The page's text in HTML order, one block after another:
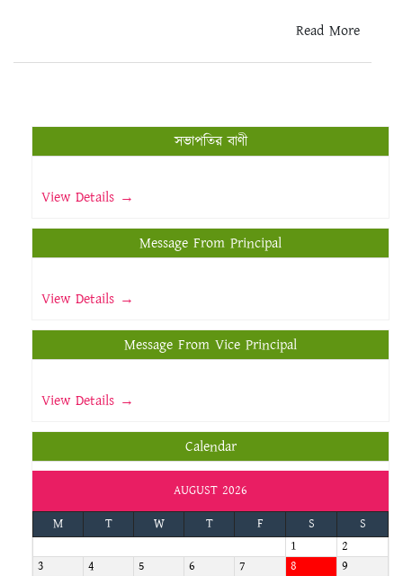
Read More
সভাপতির বাণী
View Details →
Message From Principal
View Details →
Message From Vice Principal
View Details →
Calendar
AUGUST 2026
M
T W T F S
S
1
2
3
4 5 6 7 8
9